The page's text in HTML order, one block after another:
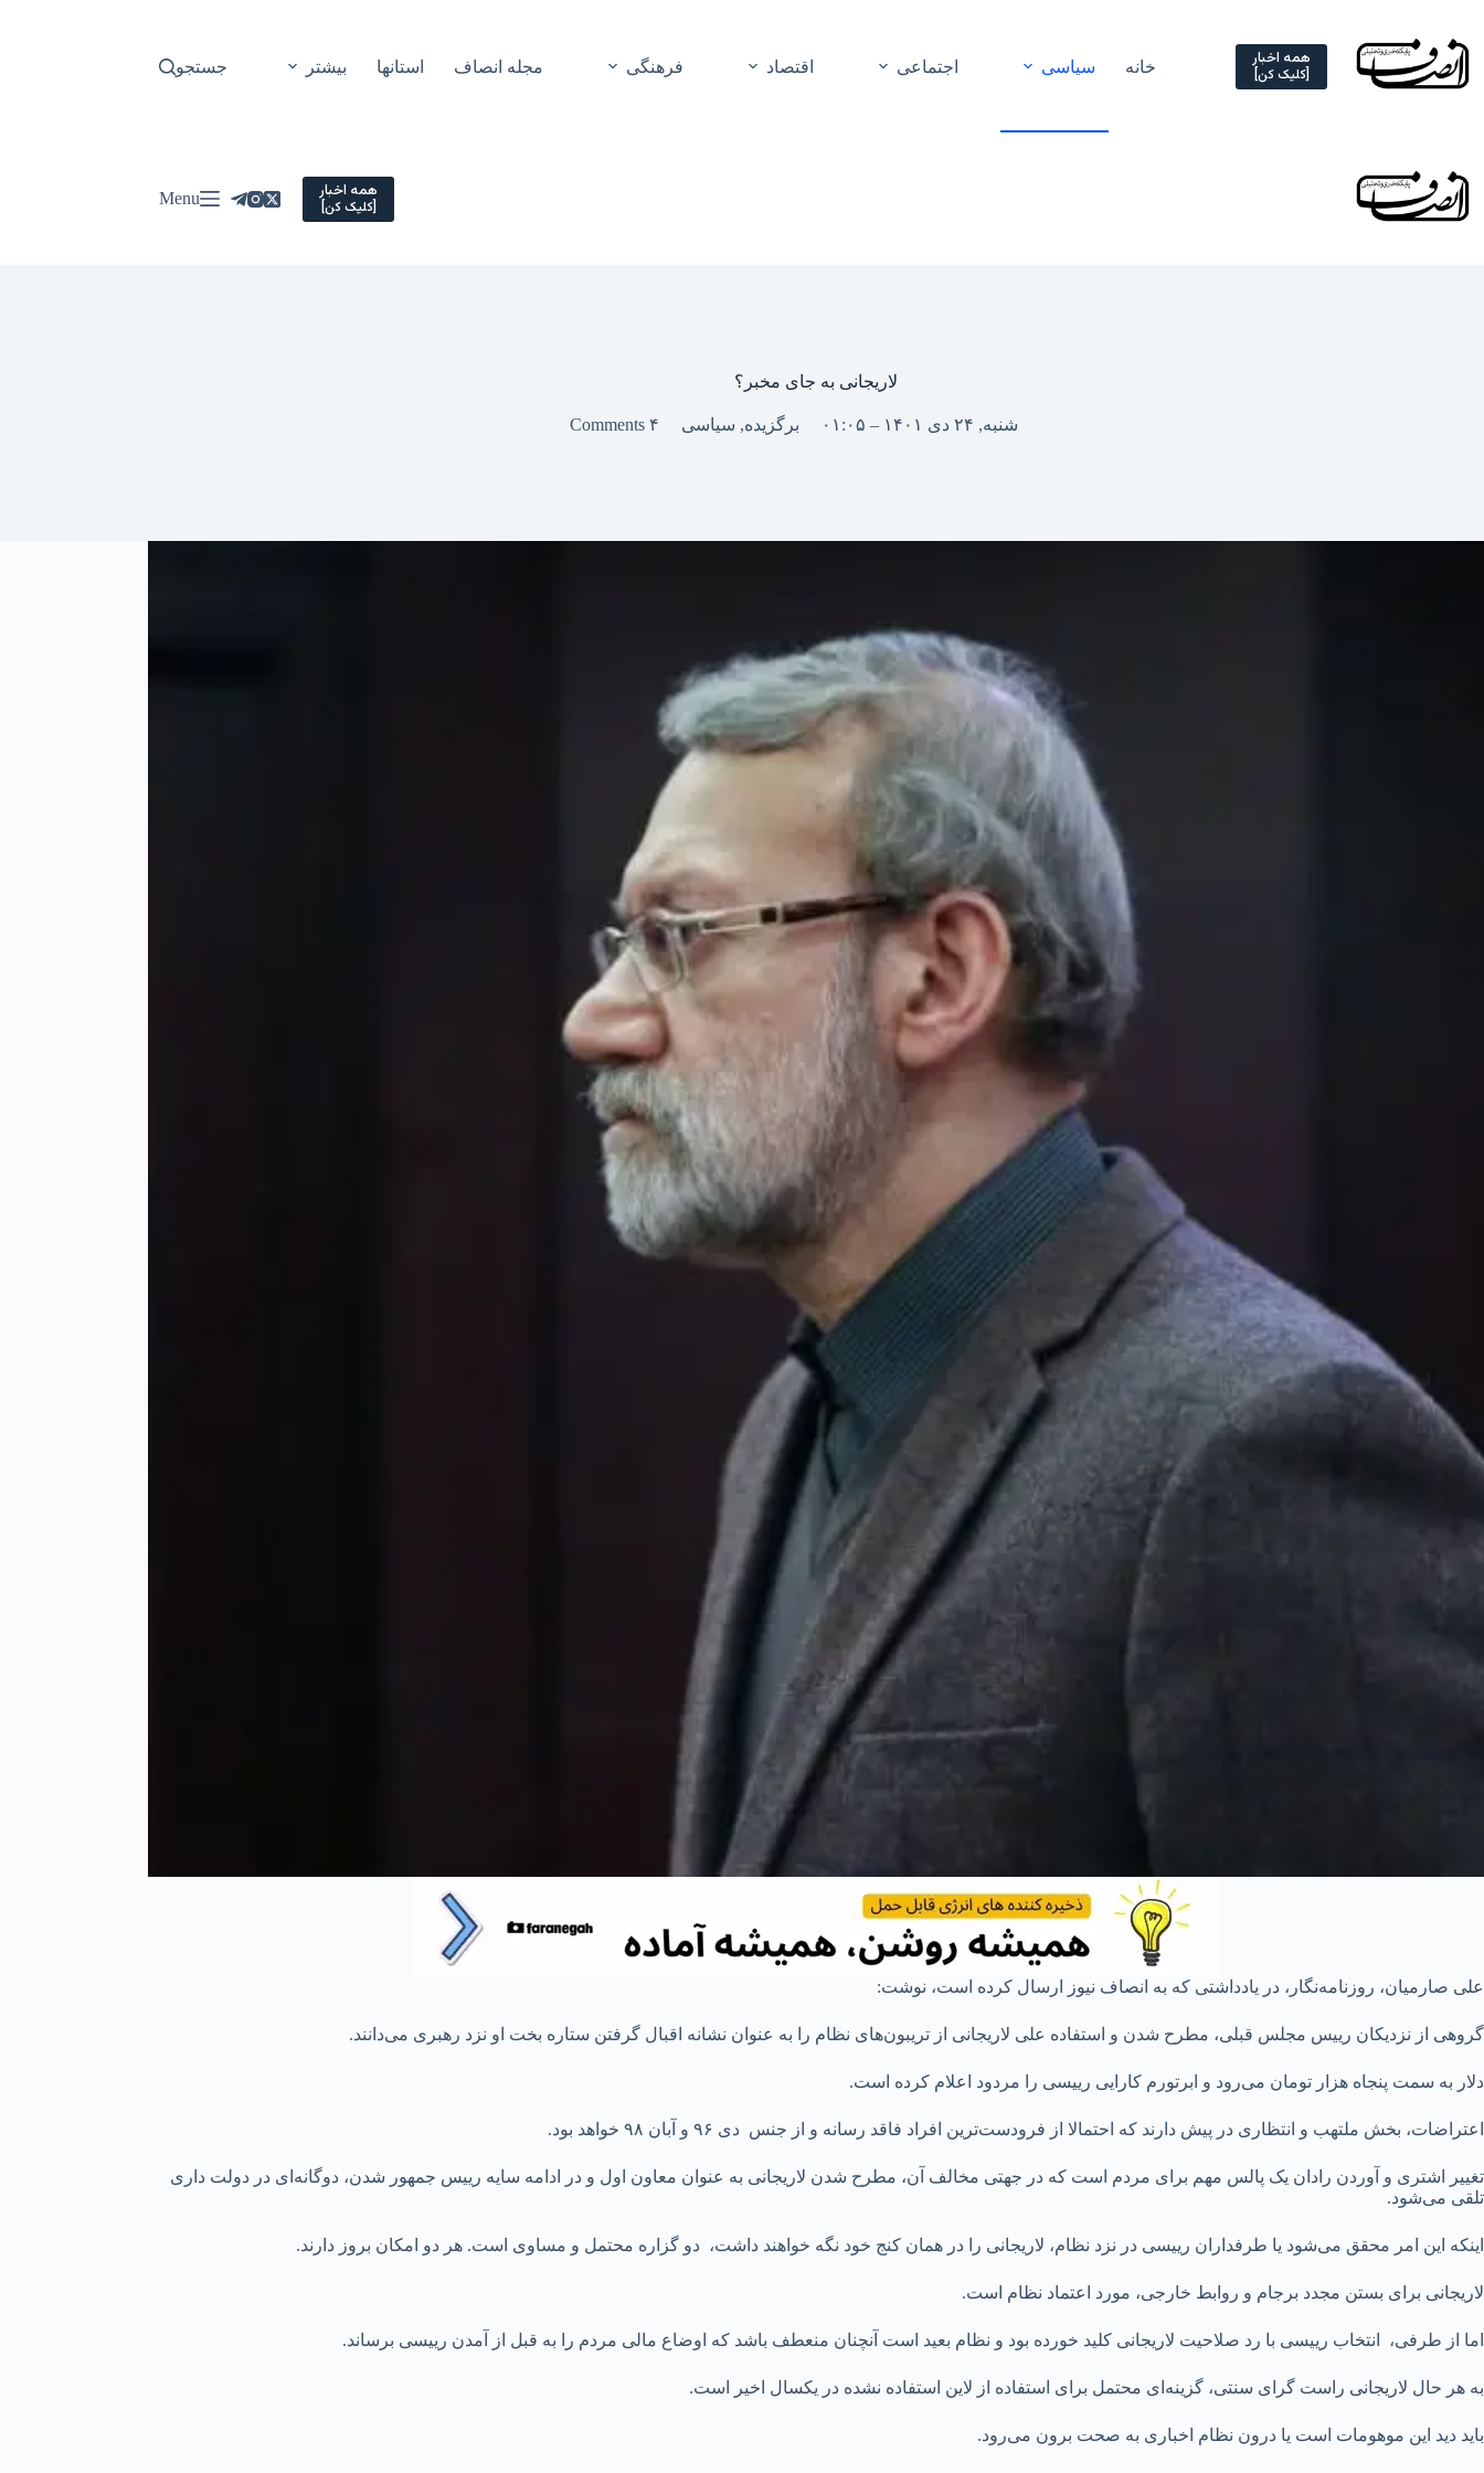
content
همه اخبار
[کلیک کن] خانه سیاسی اجتماعی اقتصاد فرهنگی مجله انصاف استانها بیشتر جستجو
همه اخبار
[کلیک کن] Menu
لاریجانی به جای مخبر؟
شنبه, ۲۴ دی ۱۴۰۱ – ۰۱:۰۵ برگزیده, سیاسی ۴ Comments
علی صارمیان، روزنامه‌نگار، در یادداشتی که به انصاف نیوز ارسال کرده است، نوشت:
گروهی از نزدیکان رییس مجلس قبلی، مطرح شدن و استفاده علی لاریجانی از تریبون‌های نظام را به عنوان نشانه اقبال گرفتن ستاره بخت او نزد رهبری می‌دانند.
دلار به سمت پنجاه هزار تومان می‌رود و ابرتورم کارایی رییسی را مردود اعلام کرده است.
اعتراضات، بخش ملتهب و انتظاری در پیش دارند که احتمالا از فرودست‌ترین افراد فاقد رسانه و از جنس دی ۹۶ و آبان ۹۸ خواهد بود.
تغییر اشتری و آوردن رادان یک پالس مهم برای مردم است که در جهتی مخالف آن، مطرح شدن لاریجانی به عنوان معاون اول و در ادامه سایه رییس جمهور شدن، دوگانه‌ای در دولت داری
تلقی می‌شود.
اینکه این امر محقق می‌شود یا طرفداران رییسی در نزد نظام، لاریجانی را در همان کنج خود نگه خواهند داشت، دو گزاره محتمل و مساوی است. هر دو امکان بروز دارند.
لاریجانی برای بستن مجدد برجام و روابط خارجی، مورد اعتماد نظام است.
اما از طرفی، انتخاب رییسی با رد صلاحیت لاریجانی کلید خورده بود و نظام بعید است آنچنان منعطف باشد که اوضاع مالی مردم را به قبل از آمدن رییسی برساند.
به هر حال لاریجانی راست گرای سنتی، گزینه‌ای محتمل برای استفاده از لاین استفاده نشده در یکسال اخیر است.
باید دید این موهومات است یا درون نظام اخباری به صحت برون می‌رود.